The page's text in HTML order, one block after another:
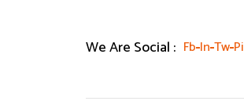
We Are Social : Fb In Tw Pi